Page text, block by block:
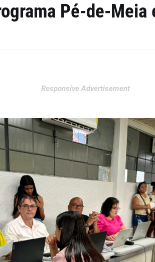
Pé-de-Meia
Responsive Advertisement